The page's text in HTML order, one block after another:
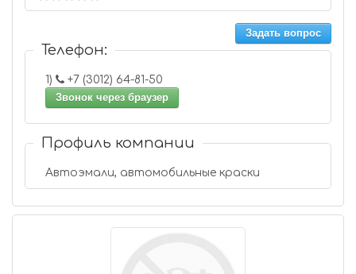
Задать вопрос
Телефон:
1)
+7 (3012) 64-81-50
Звонок через браузер
Профиль компании
Автоэмали, автомобильные краски